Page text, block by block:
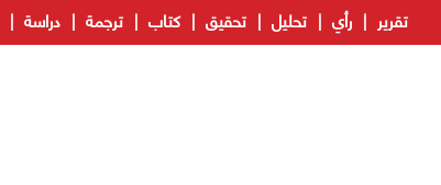
تقرير رأي تحليل تحقيق كتاب ترجمة دراسة